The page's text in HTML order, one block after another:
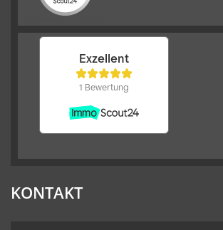
KONTAKT